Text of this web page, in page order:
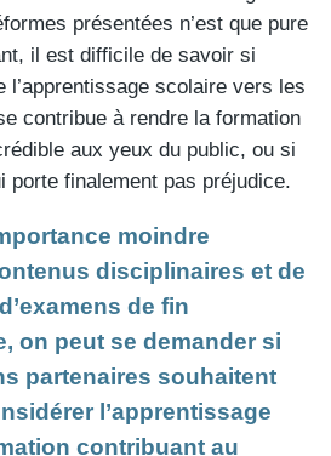
présentées n’est que pure
il est difficile de savoir si
l’apprentissage scolaire vers les
contribue à rendre la formation
aux yeux du public, ou si
porte finalement pas préjudice.
moindre
disciplinaires et de
de fin
on peut se demander si
partenaires souhaitent
l’apprentissage
contribuant au